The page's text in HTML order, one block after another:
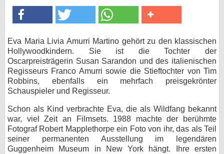
Eva Maria Livia Amurri Martino gehört zu den klassischen
Hollywoodkindern. Sie ist die Tochter der
Oscarpreisträgerin Susan Sarandon und des italienischen
Regisseurs Franco Amurri sowie die Stieftochter von Tim
Robbins, ebenfalls ein mehrfach preisgekrönter
Schauspieler und Regisseur.
Schon als Kind verbrachte Eva, die als Wildfang bekannt
war, viel Zeit an Filmsets. 1988 machte der berühmte
Fotograf Robert Mapplethorpe ein Foto von ihr, das als Teil
seiner permanenten Ausstellung im legendären
Guggenheim Museum in New York hängt. Ihre ersten
Veranstaltungen
KULTUR
Specials
SERVICE
Gewinnspiele
Forum
bei X
bei Facebook